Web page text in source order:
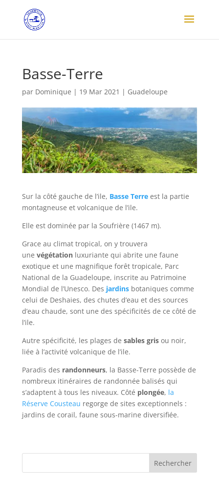
Basse-Terre
par Dominique | 19 Mar 2021 | Guadeloupe
Sur la côté gauche de l’ile, Basse Terreest la partie
montagneuse et volcanique de l’ile.
Elle est dominée par la Soufrière (1467 m).
Grace au climat tropical, on y trouvera
une végétationluxuriante qui abrite une faune
exotique et une magnifique forêt tropicale, Parc
National de la Guadeloupe, inscrite au Patrimoine
Mondial de l’Unesco. Des jardinsbotaniques comme
celui de Deshaies, des chutes d’eau et des sources
d’eau chaude, sont une des spécificités de ce côté de
l’ile.
Autre spécificité, les plages de sables grisou noir,
liée à l’activité volcanique de l’ile.
Paradis des randonneurs, la Basse-Terre possède de
nombreux itinéraires de randonnée balisés qui
s’adaptent à tous les niveaux. Côté plongée, la
Réserve Cousteau regorge de sites exceptionnels :
jardins de corail, faune sous-marine diversifiée.